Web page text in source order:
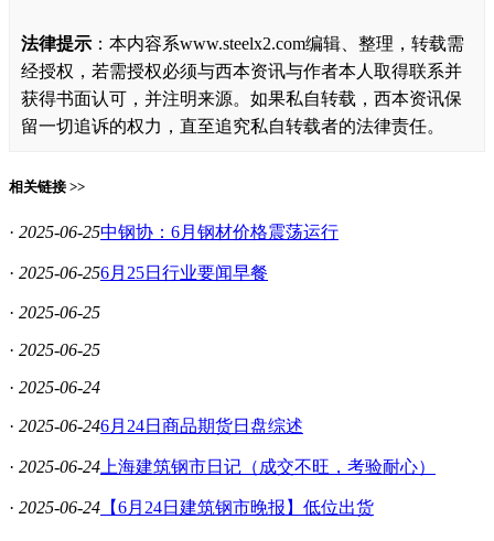
法律提示 ：本内容系www.steelx2.com编辑、整理，转载需
经授权，若需授权必须与西本资讯与作者本人取得联系并
获得书面认可，并注明来源。如果私自转载，西本资讯保
留一切追诉的权力，直至追究私自转载者的法律责任。
相关链接 >>
· 2025-06-25中钢协：6月钢材价格震荡运行
· 2025-06-256月25日行业要闻早餐
· 2025-06-25
· 2025-06-25
· 2025-06-24
· 2025-06-246月24日商品期货日盘综述
· 2025-06-24 上海建筑钢市日记（成交不旺，考验耐心）
· 2025-06-24 【6月24日建筑钢市晚报】低位出货